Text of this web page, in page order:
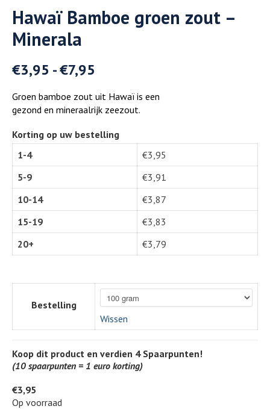
Hawaï Bamboe groen zout –
Minerala
€3,95 -€7,95
Groen bamboe zout uit Hawaï is een
gezond en mineraalrijk zeezout.
Korting op uw bestelling
1-4
€3,95
5-9
€3,91
10-14
€3,87
15-19
€3,83
20+
€3,79
Bestelling
Wissen
Koop dit product en verdien 4Spaarpunten!
(10 spaarpunten = 1 euro korting)
€3,95
Op voorraad